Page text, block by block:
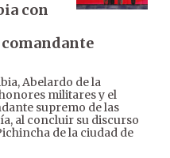
con
Abelardo de la
militares y el
supremo de las
al concluir su discurso
de la ciudad de